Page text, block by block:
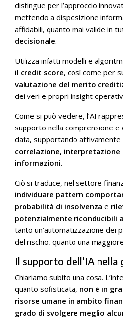
distingue per l’approccio
mettendo a disposizione
affidabili, quanto mai valide in
decisionale.
Utilizza infatti modelli e
il credit score, così come per
valutazione del merito
dei veri e propri insight
Come si può vedere, l’AI
supporto nella comprensione e
data, supportando attivamente
correlazione,
informazioni.
Ciò si traduce, nel settore
individuare pattern
probabilità di insolvenza e
potenzialmente riconducibili
tanto un’automatizzazione dei
del rischio, quanto una
Il supporto dell’IA
Chiariamo subito una cosa.
quanto sofisticata, non è in
risorse umane in ambito
grado di svolgere meglio